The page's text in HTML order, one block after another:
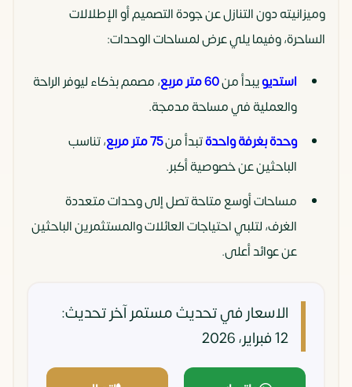
وميزانيته دون التنازل عن جودة التصميم أو الإطلالات
الساحرة، وفيما يلي عرض لمساحات الوحدات:
استديويبدأ من60 متر مربع
، مصمم بذكاء ليوفر الراحة
والعملية في مساحة مدمجة.
وحدة بغرفة واحدةتبدأ من75 متر مربع
، تناسب
الباحثين عن خصوصية أكبر.
مساحات أوسع متاحة تصل إلى وحدات متعددة
الغرف، لتلبي احتياجات العائلات والمستثمرين الباحثين
عن عوائد أعلى.
الاسعار في تحديث مستمرآخر تحديث:
12 فبراير، 2026